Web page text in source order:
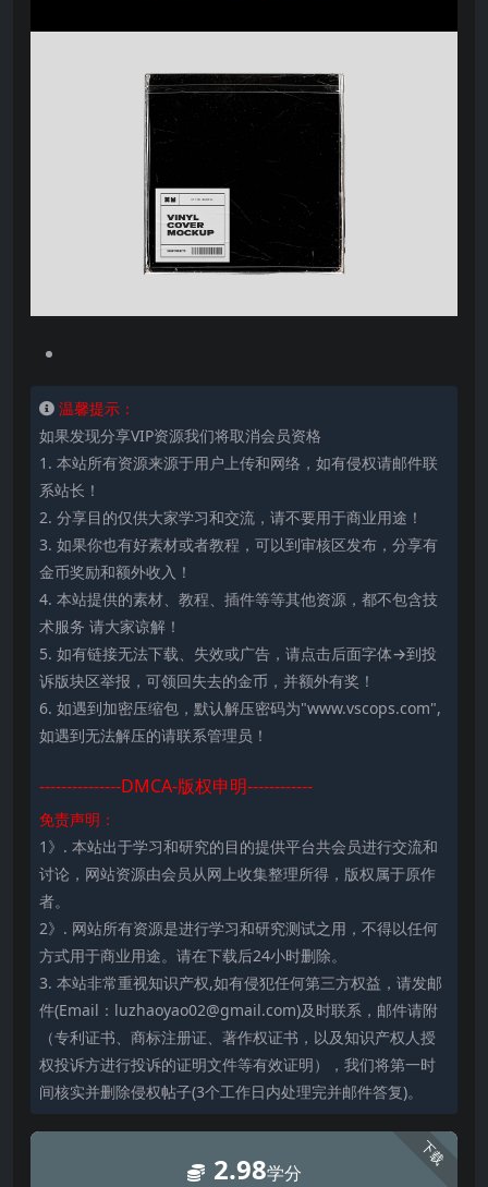
温馨提示：
如果发现分享VIP资源我们将取消会员资格
1. 本站所有资源来源于用户上传和网络，如有侵权请邮件联
系站长！
2. 分享目的仅供大家学习和交流，请不要用于商业用途！
3. 如果你也有好素材或者教程，可以到审核区发布，分享有
金币奖励和额外收入！
4. 本站提供的素材、教程、插件等等其他资源，都不包含技
术服务 请大家谅解！
5. 如有链接无法下载、失效或广告，请点击后面字体→到投
诉版块区举报，可领回失去的金币，并额外有奖！
6. 如遇到加密压缩包，默认解压密码为"www.vscops.com",
如遇到无法解压的请联系管理员！
---------------DMCA-版权申明------------
免责声明：
1》. 本站出于学习和研究的目的提供平台共会员进行交流和
讨论，网站资源由会员从网上收集整理所得，版权属于原作
者。
2》. 网站所有资源是进行学习和研究测试之用，不得以任何
方式用于商业用途。请在下载后24小时删除。
3. 本站非常重视知识产权,如有侵犯任何第三方权益，请发邮
件(Email：luzhaoyao02@gmail.com)及时联系，邮件请附
（专利证书、商标注册证、著作权证书，以及知识产权人授
权投诉方进行投诉的证明文件等有效证明），我们将第一时
间核实并删除侵权帖子(3个工作日内处理完并邮件答复)。
下载
2.98学分